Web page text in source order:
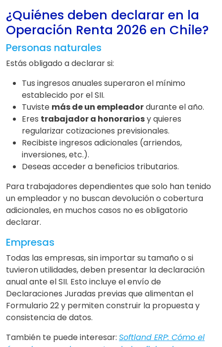
¿Quiénes deben declarar en la
Operación Renta 2026 en Chile?
Personas naturales
Estás obligado a declarar si:
Tus ingresos anuales superaron el mínimo
establecido por el SII.
Tuviste más de un empleadordurante el año.
Eres trabajador a honorariosy quieres
regularizar cotizaciones previsionales.
Recibiste ingresos adicionales (arriendos,
inversiones, etc.).
Deseas acceder a beneficios tributarios.
Para trabajadores dependientes que solo han tenido
un empleador y no buscan devolución o cobertura
adicionales, en muchos casos no es obligatorio
declarar.
Empresas
Todas las empresas, sin importar su tamaño o si
tuvieron utilidades, deben presentar la declaración
anual ante el SII. Esto incluye el envío de
Declaraciones Juradas previas que alimentan el
Formulario 22 y permiten construir la propuesta y
consistencia de datos.
También te puede interesar: Softland ERP: Cómo el